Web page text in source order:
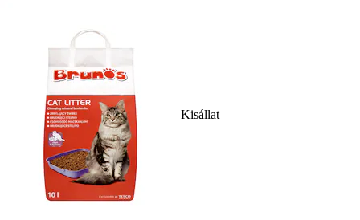
Kisállat